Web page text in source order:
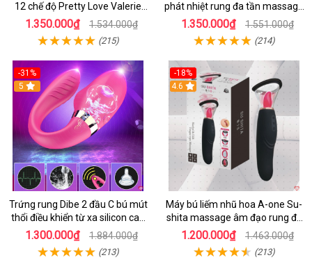
12 chế độ Pretty Love Valerie
mua ngay
1.350.000₫ 1.534.000₫
(215)
phát nhiệt rung đa tần massage
toàn thân kích thích
1.350.000₫ 1.551.000₫
(214)
-31%
5
Trứng rung Dibe 2 đầu C bú mút
thổi điều khiển từ xa silicon cao
cấp kích thích điểm G
1.300.000₫ 1.884.000₫
(213)
-18%
4.6
Máy bú liếm nhũ hoa A-one Su-
shita massage âm đạo rung đa
chế độ
1.200.000₫ 1.463.000₫
(213)